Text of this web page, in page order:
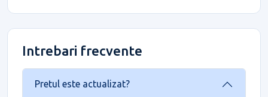
Intrebari frecvente
Pretul este actualizat?